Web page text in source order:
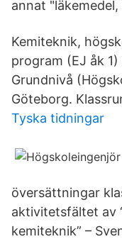
annat
Kemiteknik,
program (EJ åk
Grundnivå
Göteborg.
Tyska tidningar
översättningar
aktivitetsfältet av
kemiteknik” –